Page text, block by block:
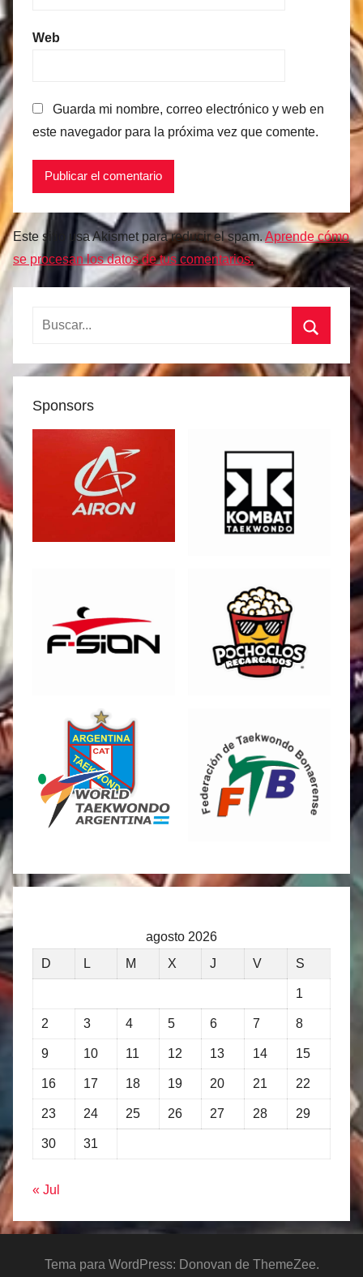
Web
Guarda mi nombre, correo electrónico y web en
este navegador para la próxima vez que comente.
Este sitio usa Akismet para reducir el spam. Aprende cómo
se procesan los datos de tus comentarios.
Buscar:
Sponsors
agosto 2026
D
L M X J V S
1
2 3 4 5 6 7 8
9 10 11 12 13 14 15
16 17 18 19 20 21 22
23 24 25 26 27 28 29
30 31
« Jul
Tema para WordPress: Donovan de ThemeZee.